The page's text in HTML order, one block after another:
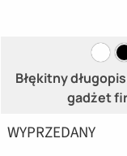
Błękitny
gadżet
WYPRZEDANY